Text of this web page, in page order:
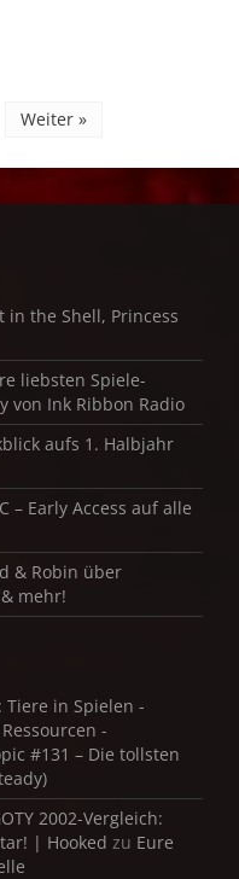
Weiter »
in the Shell, Princess
liebsten Spiele-
von Ink Ribbon Radio
aufs 1. Halbjahr
– Early Access auf alle
& Robin über
mehr!
Tiere in Spielen -
-
#131 – Die tollsten
2002-Vergleich:
| Hooked zu Eure